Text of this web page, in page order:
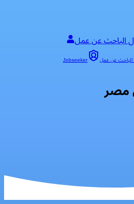
الباحث عن عمل
عن عمل Jobseeker
مصر